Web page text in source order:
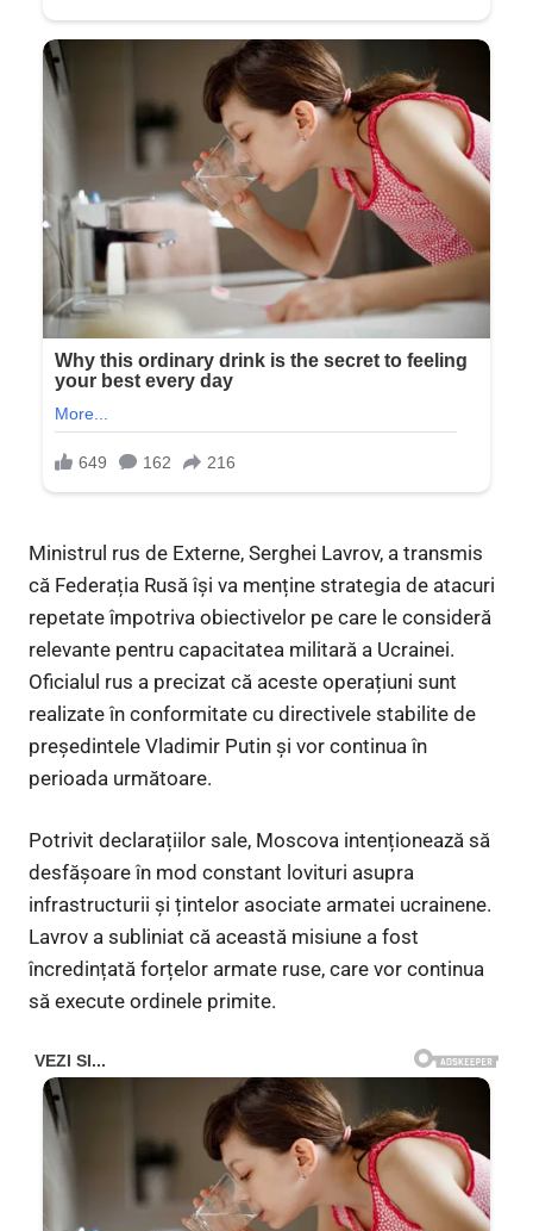
Ministrul rus de Externe, Serghei Lavrov, a transmis
că Federația Rusă își va menține strategia de atacuri
repetate împotriva obiectivelor pe care le consideră
relevante pentru capacitatea militară a Ucrainei.
Oficialul rus a precizat că aceste operațiuni sunt
realizate în conformitate cu directivele stabilite de
președintele Vladimir Putin și vor continua în
perioada următoare.
Potrivit declarațiilor sale, Moscova intenționează să
desfășoare în mod constant lovituri asupra
infrastructurii și țintelor asociate armatei ucrainene.
Lavrov a subliniat că această misiune a fost
încredințată forțelor armate ruse, care vor continua
să execute ordinele primite.